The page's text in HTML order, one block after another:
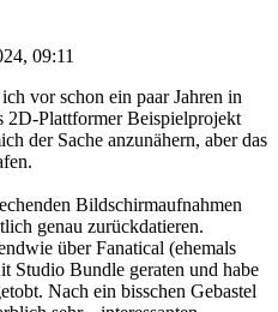
09:11
vor schon ein paar Jahren in
2D-Plattformer Beispielprojekt
der Sache anzunähern, aber das
Bildschirmaufnahmen
genau zurückdatieren.
über Fanatical (ehemals
Studio Bundle geraten und habe
Nach ein bisschen Gebastel